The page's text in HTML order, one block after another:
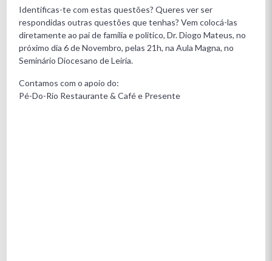
Identificas-te com estas questões? Queres ver ser
respondidas outras questões que tenhas? Vem colocá-las
diretamente ao pai de família e politico, Dr. Diogo Mateus, no
próximo dia 6 de Novembro, pelas 21h, na Aula Magna, no
Seminário Diocesano de Leiria.
Contamos com o apoio do:
Pé-Do-Rio Restaurante & Café e Presente